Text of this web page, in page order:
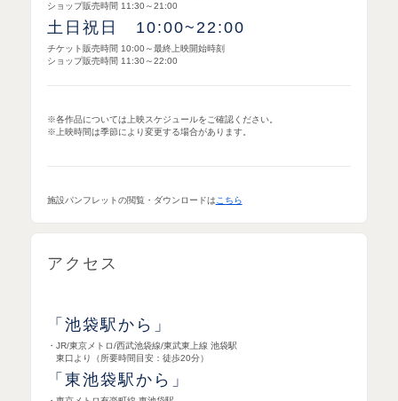
ショップ販売時間 11:30～21:00
土日祝日 10:00~22:00
チケット販売時間 10:00～最終上映開始時刻
ショップ販売時間 11:30～22:00
※各作品については上映スケジュールをご確認ください。
※上映時間は季節により変更する場合があります。
施設パンフレットの閲覧・ダウンロードは こちら
アクセス
「池袋駅から」
・JR/東京メトロ/西武池袋線/東武東上線 池袋駅
東口より（所要時間目安：徒歩20分）
「東池袋駅から」